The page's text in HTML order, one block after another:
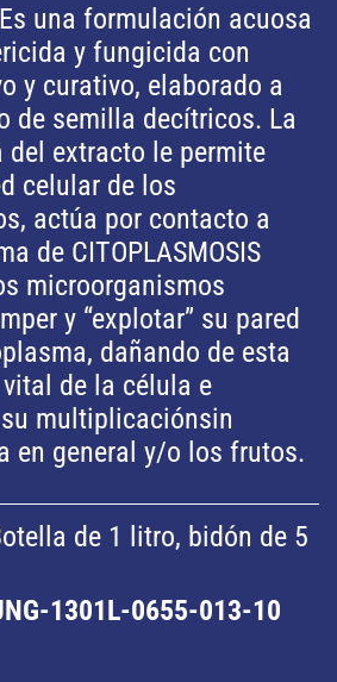
Es una formulación acuosa
y fungicida con
y curativo, elaborado a
de semilla decítricos. La
extracto le permite
celular de los
actúa por contacto a
de CITOPLASMOSIS
microorganismos
y “explotar” su pared
dañando de esta
de la célula e
multiplicaciónsin
en general y/o los frutos.
de 1 litro, bidón de 5
1301L-0655-013-10